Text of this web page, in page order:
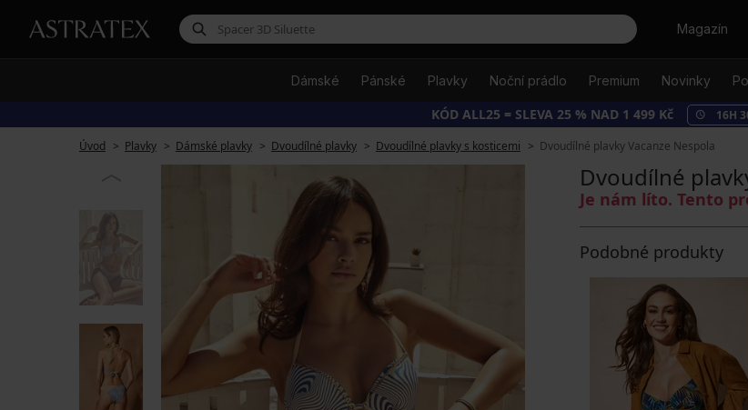
HledatMagazín
Dámské Pánské Plavky Noční prádlo Premium Novinky
KÓD ALL25 = SLEVA 25 % NAD 1 499 Kč 16H
Úvod
Plavky Dámské plavky Dvoudílné plavky Dvoudílné plavky s kosticemi Dvoudílné plavky Vacanze Nespola
Dvoudílné
Je nám líto. Tento
Podobné produkty